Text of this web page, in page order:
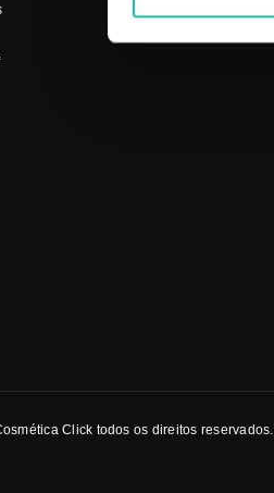
Click todos os direitos reservados.